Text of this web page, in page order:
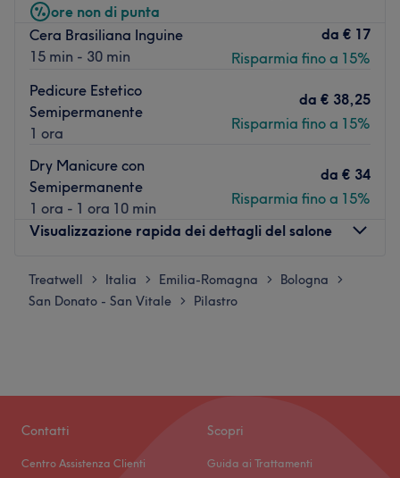
ore non di punta
Cera Brasiliana Inguine
15 min - 30 min
da € 17
Risparmia fino a 15%
Pedicure Estetico
Semipermanente
1 ora
da € 38,25
Risparmia fino a 15%
Dry Manicure con
Semipermanente
1 ora - 1 ora 10 min
da € 34
Risparmia fino a 15%
Visualizzazione rapida dei dettagli del salone
Lunedì
Chiuso
Martedì
Treatwell > Italia > Emilia-Romagna > Bologna >
San Donato - San Vitale > Pilastro
Contatti
Centro Assistenza Clienti
Scopri
Guida ai Trattamenti